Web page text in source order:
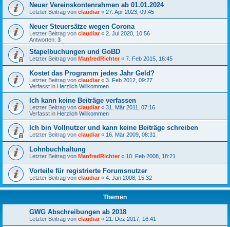
Neuer Vereinskontenrahmen ab 01.01.2024
Letzter Beitrag von claudiar« 27. Apr 2023, 09:45
Neuer Steuersätze wegen Corona
Letzter Beitrag von claudiar« 2. Jul 2020, 10:56
Antworten: 3
Stapelbuchungen und GoBD
Letzter Beitrag von ManfredRichter« 7. Feb 2015, 16:45
Kostet das Programm jedes Jahr Geld?
Letzter Beitrag von claudiar« 3. Feb 2012, 09:27
Verfasst in Herzlich Willkommen
Ich kann keine Beiträge verfassen
Letzter Beitrag von claudiar« 31. Mär 2011, 07:16
Verfasst in Herzlich Willkommen
Ich bin Vollnutzer und kann keine Beiträge schreiben
Letzter Beitrag von claudiar« 16. Mär 2009, 08:31
Lohnbuchhaltung
Letzter Beitrag von ManfredRichter« 10. Feb 2008, 18:21
Vorteile für registrierte Forumsnutzer
Letzter Beitrag von claudiar« 4. Jan 2008, 15:32
Themen
GWG Abschreibungen ab 2018
Letzter Beitrag von claudiar« 21. Dez 2017, 16:41